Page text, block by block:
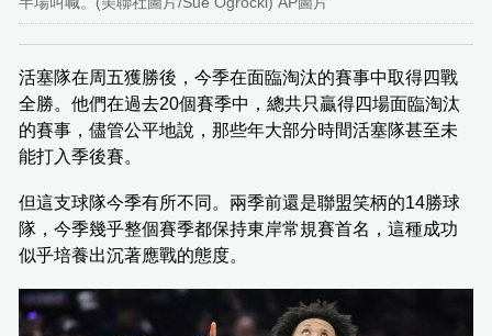
活塞隊在周五獲勝後，今季在面臨淘汰的賽事中取得四戰
全勝。他們在過去20個賽季中，總共只贏得四場面臨淘汰
的賽事，儘管公平地說，那些年大部分時間活塞隊甚至未
能打入季後賽。
但這支球隊今季有所不同。兩季前還是聯盟笑柄的14勝球
隊，今季幾乎整個賽季都保持東岸常規賽首名，這種成功
似乎培養出沉著應戰的態度。